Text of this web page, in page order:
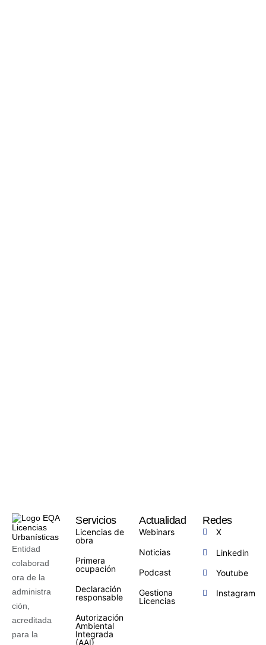
Entidad
colaborad
ora de la
administra
ción,
acreditada
para la
Servicios
Licencias de
obra
Primera
ocupación
Declaración
responsable
Autorización
Ambiental
Integrada
(AAI)
Actualidad
Webinars
Noticias
Podcast
Gestiona
Licencias
Redes
X
Linkedin
Youtube
Instagram